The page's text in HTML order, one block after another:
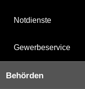
Notdienste
Gewerbeservice
Behörden